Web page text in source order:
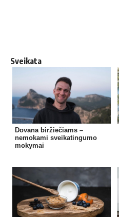
Sveikata
Dovana biržiečiams –
nemokami sveikatingumo
mokymai